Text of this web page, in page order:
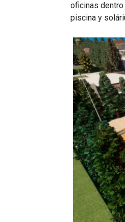
oficinas dentro
piscina y